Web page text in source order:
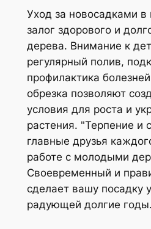
Уход за новосадками
залог здорового и
дерева. Внимание к
регулярный полив,
профилактика
обрезка позволяют
условия для роста и
растения.
Терпение и
главные друзья
работе с молодыми
Своевременный и
сделает вашу посадку
радующей долгие годы.